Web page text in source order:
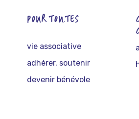
POUR TOU.TES
vie associative
adhérer, soutenir
devenir bénévole